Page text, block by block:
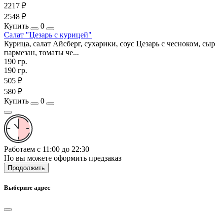
2217 ₽
2548 ₽
Купить
0
Салат "Цезарь с курицей"
Курица, салат Айсберг, сухарики, соус Цезарь с чесноком, сыр
пармезан, томаты че...
190 гр.
190 гр.
505 ₽
580 ₽
Купить
0
Работаем с 11:00 до 22:30
Но вы можете оформить предзаказ
Продолжить
Выберите адрес